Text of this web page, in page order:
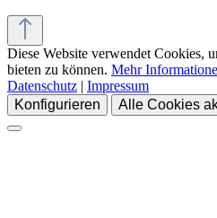
Diese Website verwendet Cookies,
bieten zu können. Mehr
Datenschutz | Impressum
Konfigurieren
Alle Cookies